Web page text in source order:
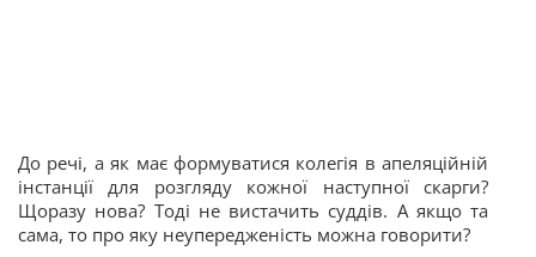
До речі, а як має формуватися колегія в апеляційній
інстанції для розгляду кожної наступної скарги?
Щоразу нова? Тоді не вистачить суддів. А якщо та
сама, то про яку неупередженість можна говорити?